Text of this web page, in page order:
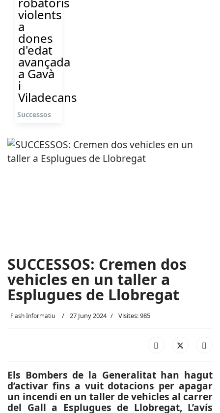
violents
a
dones
d'edat
avançada
a Gavà
i
Viladecans
Successos
SUCCESSOS: Cremen dos
vehicles en un taller a
Esplugues de Llobregat
Flash Informatiu 27 Juny 2024 Visites: 985
Els Bombers de la Generalitat han hagut
d’activar fins a vuit dotacions per apagar
un incendi en un taller de vehicles al carrer
del Gall a Esplugues de Llobregat, L’avís